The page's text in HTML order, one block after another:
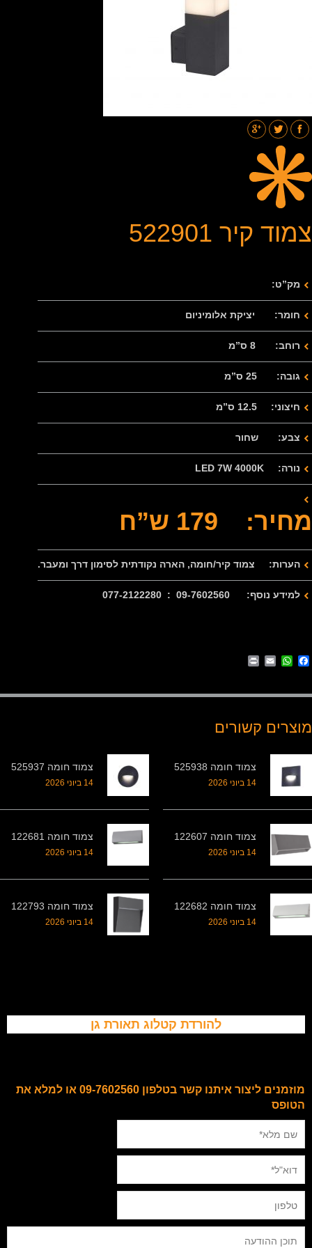
צמוד קיר 522901
מק”ט:
חומר: יציקת אלומיניום
רוחב: 8 ס”מ
גובה: 25 ס”מ
חיצוני: 12.5 ס”מ
צבע: שחור
נורה: LED 7W 4000K
מחיר: 179 ש”ח
הערות: צמוד קיר/חומה, הארה נקודתית לסימון דרך ומעבר.
למידע נוסף: 09-7602560 : 077-2122280
Facebook
WhatsApp
Email
מוצרים קשורים
צמוד חומה 525938
14 ביוני 2026
צמוד חומה 525937
14 ביוני 2026
צמוד חומה 122607
14 ביוני 2026
צמוד חומה 122681
14 ביוני 2026
צמוד חומה 122682
14 ביוני 2026
צמוד חומה 122793
14 ביוני 2026
להורדת קטלוג תאורת גן
מוזמנים ליצור איתנו קשר בטלפון 09-7602560 או למלא את
הטופס